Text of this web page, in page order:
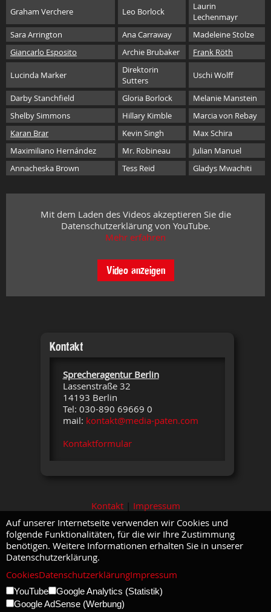
Graham Verchere Leo Borlock
Laurin
Lechenmayr
Sara Arrington
Ana Carraway
Madeleine Stolze
Giancarlo Esposito
Archie Brubaker Frank Röth
Lucinda Marker
Direktorin
Sutters
Uschi Wolff
Darby Stanchfield Gloria Borlock
Melanie Manstein
Shelby Simmons
Hillary Kimble
Marcia von Rebay
Karan Brar
Kevin Singh
Max Schira
Maximiliano Hernández
Mr. Robineau
Julian Manuel
Annacheska Brown
Tess Reid Gladys Mwachiti
Mit dem Laden des Videos akzeptieren Sie die
Datenschutzerklärung von YouTube.
Mehr erfahren
Video anzeigen
Kontakt
Sprecheragentur Berlin
Lassenstraße 32
14193 Berlin
Tel: 030-890 69669 0
mail: kontakt@media-paten.com
Kontaktformular
Kontakt| Impressum
Auf unserer Internetseite verwenden wir Cookies und
folgende Funktionalitäten, für die wir Ihre Zustimmung
benötigen. Weitere Informationen erhalten Sie in unserer
Datenschutzerklärung.
CookiesDatenschutzerklärungImpressum
YouTube
Google Analytics (Statistik)
Google AdSense (Werbung)